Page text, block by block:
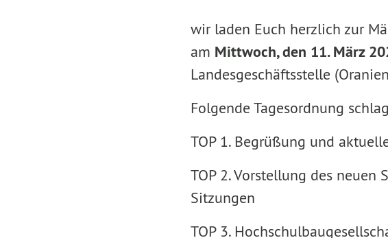
wir laden Euch herzlich zur
am Mittwoch, den 11. März
Landesgeschäftsstelle
Folgende Tagesordnung
TOP 1. Begrüßung und
TOP 2. Vorstellung des neuen
Sitzungen
TOP 3.